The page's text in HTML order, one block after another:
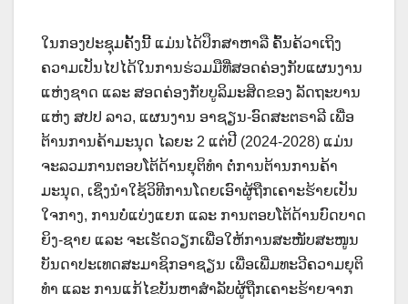
ໃນກອງປະຊຸມຄັ້ງນີ້ ແມ່ນໄດ້ປຶກສາຫາລື ຄົ້ນຄ້ວາເຖິງ
ຄວາມເປັນໄປໄດ້ໃນການຮ່ວມມືທີ່ສອດຄ່ອງກັບແຜນງານ
ແຫ່ງຊາດ ແລະ ສອດຄ່ອງກັບບູລິມະສິດຂອງ ລັດຖະບານ
ແຫ່ງ ສປປ ລາວ, ແຜນງານ ອາຊຽນ-ອົດສະຕຣາລີ ເພື່ອ
ຕ້ານການຄ້າມະນຸດ ໄລຍະ 2 ແຕ່ປີ (2024-2028) ແມ່ນ
ຈະລວມການຕອບໂຕ້ດ້ານຍຸຕິທໍາ ຕໍ່ການຕ້ານການຄ້າ
ມະນຸດ, ເຊິ່ງນໍາໃຊ້ວິທີການໂດຍເອົາຜູ້ຖືກເຄາະຮ້າຍເປັນ
ໃຈກາງ, ການບໍ່ແບ່ງແຍກ ແລະ ການຕອບໂຕ້ດ້ານບົດບາດ
ຍິງ-ຊາຍ ແລະ ຈະເຮັດວຽກເພື່ອໃຫ້ການສະໜັບສະໜູນ
ບັນດາປະເທດສະມາຊິກອາຊຽນ ເພື່ອເພີ່ມທະວີຄວາມຍຸຕິ
ທໍາ ແລະ ການແກ້ໄຂບັນຫາສຳລັບຜູ້ຖືກເຄາະຮ້າຍຈາກ